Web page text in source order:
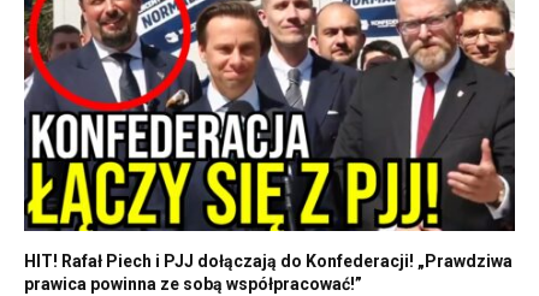
HIT! Rafał Piech i PJJ dołączają do Konfederacji! „Prawdziwa
prawica powinna ze sobą współpracować!”